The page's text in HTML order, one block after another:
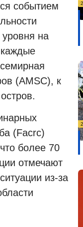
событием
уровня на
(AMSC), к
(Facrc)
более 70
отмечают
из-за